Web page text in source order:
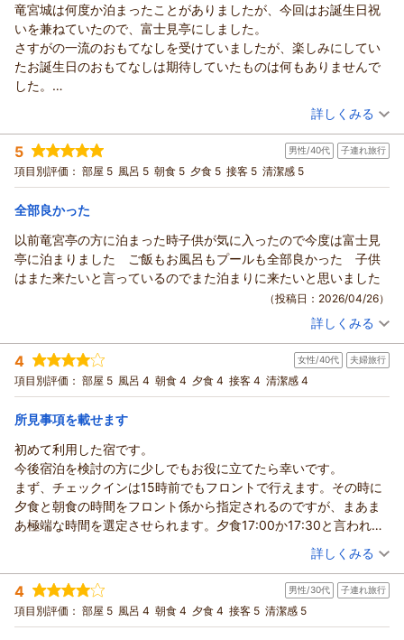
日々精進してまいります。
来年の春も、また皆様にお会いできることを心より楽しみにお
待ち申し上げております。
（返信日：2026/05/14）
龍宮城スパ・ホテル三日月 富士見亭からの返信
RIK 様
この度は当ホテルをご利用いただき、誠にありがとうございま
す。
また、お忙しい中温かいご感想をお寄せいただきましたこと、
お子様連れでのご旅行は、どうしてもお荷物が多くなってしま
うものかと存じます。
離乳食やベビーチェア、レンタルの水着などがお客様のご負担
を軽減し、
「手ぶらでも問題なかった」とのお言葉をいただけたことは、
夕食のビュッフェにつきましても、カニ食べ放題をはじめ、
お食事の内容にご満足いただけたご様子で安堵いたしました。
閉店間際であっても、お客様に安心してお食事をお楽しみいた
スタッフの対応がお役に立てたのであれば幸いです。
高校生のお子様から1歳のお子様まで、皆様に「大ウケ」だった
とのお言葉、
私共スタッフ一同、何よりの励みとなります。
幅広い年代のお客様に安心してお楽しみいただけるよう、
これからもサービスの向上に努めてまいります。
る日を
スタッフ一同、心よりお待ち申し上げております。
（返信日：2026/05/03）
竜宮城は何度か泊まったことがありましたが、今回はお誕生日祝
いを兼ねていたので、富士見亭にしました。
さすがの一流のおもてなしを受けていましたが、楽しみにしてい
たお誕生日のおもてなしは期待していたものは何もありませんで
した。
朝は、雨でしたが露天風呂に行ってみたら、お風呂場に直ぐに片
付けて欲しいと連絡しましたが、全然来ることはなく、そのまま
になっていました。
決められた仕事は素晴らしいのに、ちょっと違うことを聞くと対
応が時間がかかってしまうのがとても残念でした。
（投稿日：2026/04/27）
宿泊時期： 2026年04月宿泊 (家族旅行)
投稿者： メルンさん
宿泊プラン： 【じゃらんスペシャルウィーク】フリーフロー＆ビュッフェ
和洋室 朝・夕
宿泊価格帯： 21,001～22,000円(大人一人あたり/税込)
龍宮城スパ・ホテル三日月 富士見亭からの返信
メルン 様
この度は、お誕生日という大切な記念日のご宿泊に、富士見亭
をお選びいただき誠にありがとうございました。また、日頃よ
り当グループをご愛顧いただいておりますこと、重ねて御礼申
し上げます。
せっかくのお祝いの機会でございましたのに、私どもの配慮が
足りず、ご期待に沿うおもてなしができませんでしたこと、深
くお詫び申し上げます。
また、露天風呂でのご連絡に対しましても、迅速な対応ができ
し訳ございませんでした。
「素晴らしいホテルなので頑張って欲しい」という温かいお言
葉を励みに、次回お越しいただいた際には、ご満足いただける
おもてなしを提供できるよう、精進してまいります。
この度は、貴重なご意見をいただき誠にありがとうございまし
す。
（返信日：2026/04/29）
詳しくみる
5 男性/40代 子連れ旅行
項目別評価： 部屋 5 風呂 5 朝食 5 夕食 5 接客 5 清潔感 5
全部良かった
以前竜宮亭の方に泊まった時子供が気に入ったので今度は富士見
亭に泊まりました ご飯もお風呂もプールも全部良かった 子供
はまた来たいと言っているのでまた泊まりに来たいと思いました
（投稿日：2026/04/26）
投稿者： ぽめじさん(男性/40代)
宿泊プラン： 【三日月スタンダード】フリーフロー＆ビュッフェ
和洋室
朝・夕
宿泊価格帯： 26,001～27,000円(大人一人あたり/税込)
ぽめじ 様
この度は、富士見亭にご宿泊いただき誠にありがとうございま
した。
以前は竜宮亭をご利用いただいたとのこと、お子様のお気に入
お食事やお風呂、そしてプールと、
当館の施設を存分に満喫していただけたようで何よりでござい
ます。
詳しくみる
4 女性/40代 夫婦旅行
項目別評価： 部屋 5 風呂 4 朝食 4 夕食 4 接客 4 清潔感 4
所見事項を載せます
初めて利用した宿です。
今後宿泊を検討の方に少しでもお役に立てたら幸いです。
まず、チェックインは15時前でもフロントで行えます。その時に
夕食と朝食の時間をフロント係から指定されるのですが、まあま
あ極端な時間を選定させられます。夕食17:00か17:30と言われま
したがさすがに19時にしてもらい、朝食は7:00もしくは8:40の2
択だったので8:40にしました。これでは翌朝慌ただしいと思い、
チェックアウトの時間を11時に延長してもらいました(1時間プラ
スで3500円くらいだったかな？)
その後ロビーラウンジでビール、ワイン、ソフトドリンク各種を
（投稿日：2026/04/22）
宿泊時期： 2026年04月宿泊 (夫婦旅行)
投稿者： mikaさん
宿泊プラン： 【三日月スタンダード】フリーフロー＆ビュッフェ
朝・夕
詳しくみる
4 男性/30代 子連れ旅行
項目別評価： 部屋 5 風呂 4 朝食 4 夕食 4 接客 5 清潔感 5